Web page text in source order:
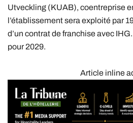
Utveckling (KUAB), coentreprise
l’établissement sera exploité par
d’un contrat de franchise avec
pour 2029.
Article inline